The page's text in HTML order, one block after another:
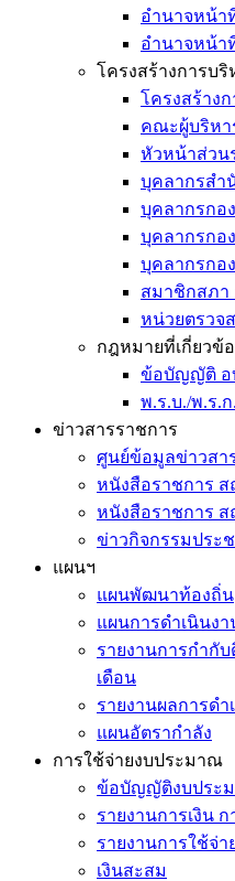
อำนาจหน้า
อำนาจหน้า
โครงสร้างการบริ
โครงสร้าง
คณะผู้บริหา
หัวหน้าส่วน
บุคลากรสำ
บุคลากรกอ
บุคลากรกอ
บุคลากรกอ
สมาชิกสภา
หน่วยตรวจ
กฎหมายที่เกี่ยวข้
ข้อบัญญัติ อ
พ.ร.บ./พ.ร.ก.
ข่าวสารราชการ
ศูนย์ข้อมูลข่าวสา
หนังสือราชการ ส
หนังสือราชการ ส
ข่าวกิจกรรมประ
แผนฯ
แผนพัฒนาท้องถิ่น
แผนการดำเนินงา
รายงานการกำกั
เดือน
รายงานผลการดำ
แผนอัตรากำลัง
การใช้จ่ายงบประมาณ
ข้อบัญญัติงบประม
รายงานการเงิน
รายงานการใช้จ่
เงินสะสม